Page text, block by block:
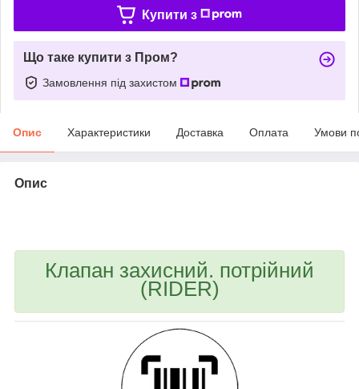
Купити з
Що таке купити з Пром?
Замовлення під захистом
Опис Характеристики Доставка Оплата Умови
Опис
Клапан захисний. потрійний
(RIDER)